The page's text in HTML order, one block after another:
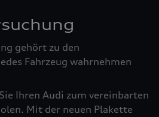
gehört zu den
Fahrzeug wahrnehmen
Ihren Audi zum vereinbarten
Mit der neuen Plakette